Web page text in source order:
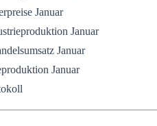
Januar
Januar
Januar
Januar